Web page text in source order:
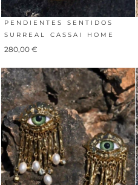
PENDIENTES SENTIDOS
SURREAL CASSAI HOME
280,00 €